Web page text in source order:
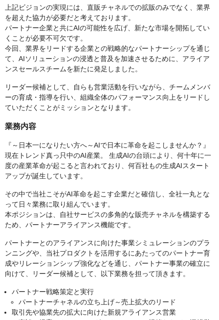
上記ビジョンの実現には、直販チャネルでの拡販のみでなく、業界
を超えた協力が必要だと考えております。
パートナー企業と共にAIの可能性を広げ、新たな市場を開拓してい
くことが必要不可欠です。
今回、業界をリードする企業との戦略的なパートナーシップを通じ
て、AIソリューションの浸透と普及を加速させるために、アライア
ンスセールスチームを新たに発足しました。
リーダー候補として、自らも営業活動を行いながら、チームメンバ
ーの育成・指導を行い、組織全体のパフォーマンス向上をリードし
ていただくことがミッションとなります。
業務内容
『～日本一になりたい方へ～AIで日本に革命を起こしませんか？』
現在トレンド真っ只中のAI産業。 生成AIの台頭により、何十年に一
度の産業革命が起こると言われており、何百社もの生成AIスタート
アップが誕生しています。
その中で当社こそがAI革命を起こす企業だと確信し、全社一丸とな
って日々業務に取り組んでいます。
本ポジションは、自社サービスの多角的な販売チャネルを構築する
ため、パートナーアライアンス機能です。
パートナーとのアライアンスに向けた事業シミュレーションのプラ
ンニングや、当社プロダクトを活用するにあたってのパートナー育
成やリレーションシップ強化などを通じ、パートナー事業の確立に
向けて、リーダー候補として、以下業務を担って頂きます。
パートナー戦略策定と実行
パートナーチャネルの立ち上げ～売上拡大のリード
取引先や協業先の拡大に向けた新規アライアンス営業